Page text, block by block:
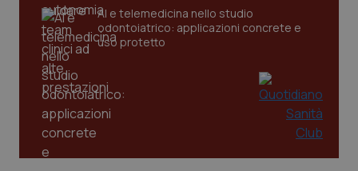
AI e telemedicina nello studio
odontoiatrico: applicazioni concrete e
uso protetto
tracking-sites-ironfish-
tracking-enable
www.quotidianosanita.it